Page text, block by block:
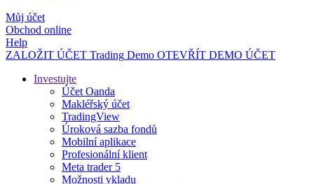
Můj účet
Obchod online
Help
ZALOŽIT ÚČET Trading Demo OTEVŘÍT DEMO ÚČET
Investujte
Účet Oanda
Makléřský účet
TradingView
Úroková sazba fondů
Mobilní aplikace
Profesionální klient
Meta trader 5
Možnosti vkladu